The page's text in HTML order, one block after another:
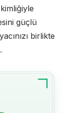
güçlü
birlikte